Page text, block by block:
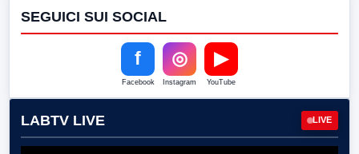
SEGUICI SUI SOCIAL
f
Facebook
◎
Instagram
▶
YouTube
LABTV LIVE LIVE